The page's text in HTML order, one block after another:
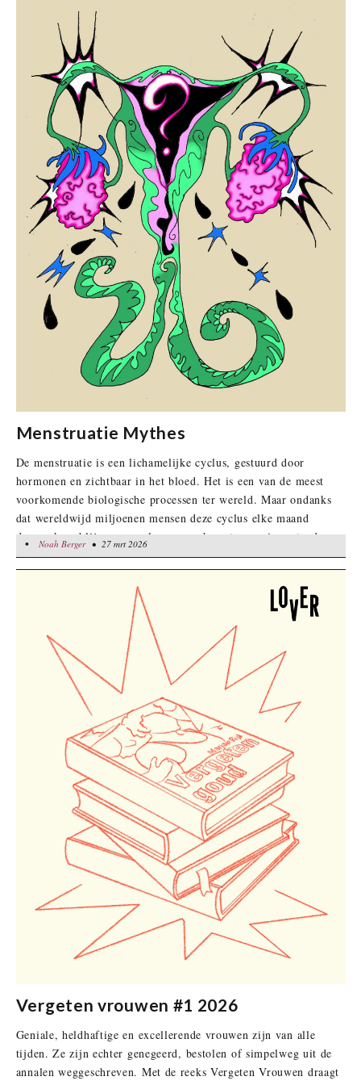
Menstruatie Mythes
De menstruatie is een lichamelijke cyclus, gestuurd door
hormonen en zichtbaar in het bloed. Het is een van de meest
voorkomende biologische processen ter wereld. Maar ondanks
dat wereldwijd miljoenen mensen deze cyclus elke maand
doormaken, blijven gevoelens van schaamte en misverstanden
bestaan over
Noah Berger• 27 mrt 2026
•Noah Berger• 27 mrt 2026
Vergeten vrouwen #1 2026
Geniale, heldhaftige en excellerende vrouwen zijn van alle
tijden. Ze zijn echter genegeerd, bestolen of simpelweg uit de
annalen weggeschreven. Met de reeks Vergeten Vrouwen draagt